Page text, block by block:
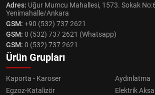
Adres: Uğur Mumcu Mahallesi, 1573. Sokak
Yenimahalle/Ankara
GSM: +90 (532) 737 2621
GSM: 0 (532) 737 2621 (Whatsapp)
GSM: 0 (532) 737 2621
Ürün Grupları
Kaporta - Karoser
Aydınlatma
Egzoz-Katalizör
Elektrik